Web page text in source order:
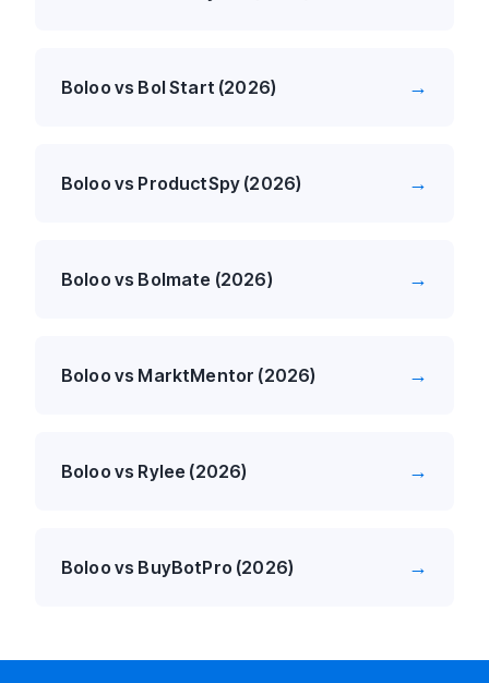
Boloo vs Bol Start (2026) →
Boloo vs ProductSpy (2026) →
Boloo vs Bolmate (2026) →
Boloo vs MarktMentor (2026) →
Boloo vs Rylee (2026) →
Boloo vs BuyBotPro (2026) →